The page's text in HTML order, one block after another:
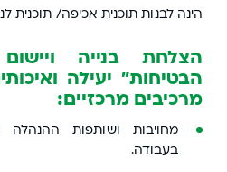
הינה לבנות תוכנית אכיפה/ תוכנית
הצלחת בנייה
הבטיחות" יעילה
מרכיבים מרכזיים:
מחויבות ושותפות ההנהלה
בעבודה.